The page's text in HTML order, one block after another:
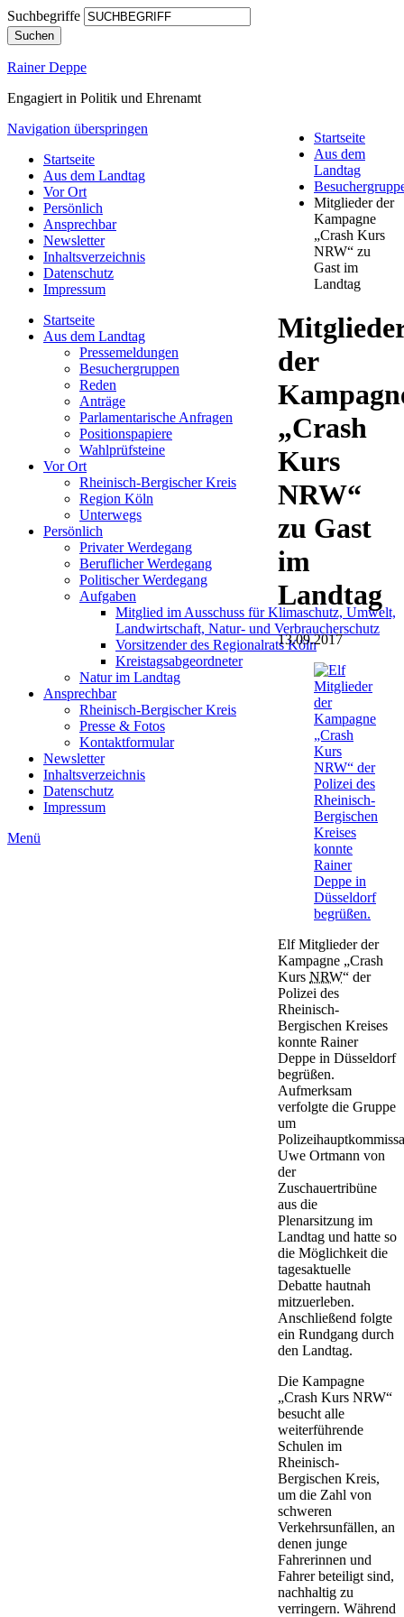
Suchbegriffe
Suchen
Rainer Deppe
Engagiert in Politik und Ehrenamt
Navigation überspringen
Startseite
Aus dem Landtag
Vor Ort
Persönlich
Ansprechbar
Newsletter
Inhaltsverzeichnis
Datenschutz
Impressum
Startseite
Aus dem Landtag
Pressemeldungen
Besuchergruppen
Reden
Anträge
Parlamentarische Anfragen
Positionspapiere
Wahlprüfsteine
Vor Ort
Rheinisch-Bergischer Kreis
Region Köln
Unterwegs
Persönlich
Privater Werdegang
Beruflicher Werdegang
Politischer Werdegang
Aufgaben
Mitglied im Ausschuss für Klimaschutz, Umwelt,
Landwirtschaft, Natur- und Verbraucherschutz
Vorsitzender des Regionalrats Köln
Kreistagsabgeordneter
Natur im Landtag
Ansprechbar
Rheinisch-Bergischer Kreis
Presse & Fotos
Kontaktformular
Newsletter
Inhaltsverzeichnis
Datenschutz
Impressum
Menü
Startseite
Aus dem
Landtag
Mitglieder der
Kampagne
„Crash Kurs
NRW“ zu
Gast im
Landtag
der
„Crash
Kurs
NRW“
zu Gast
im
Landtag
13.09.2017
Elf Mitglieder der
Kampagne „Crash
Kurs NRW“ der
Polizei des
Rheinisch-
Bergischen Kreises
konnte Rainer
Deppe in Düsseldorf
begrüßen.
Aufmerksam
verfolgte die Gruppe
um
Uwe Ortmann von
der
Zuschauertribüne
aus die
Plenarsitzung im
Landtag und hatte so
die Möglichkeit die
tagesaktuelle
Debatte hautnah
mitzuerleben.
Anschließend folgte
ein Rundgang durch
den Landtag.
Die Kampagne
„Crash Kurs NRW“
besucht alle
weiterführende
Schulen im
Rheinisch-
Bergischen Kreis,
um die Zahl von
schweren
Verkehrsunfällen, an
denen junge
Fahrerinnen und
Fahrer beteiligt sind,
nachhaltig zu
verringern. Während